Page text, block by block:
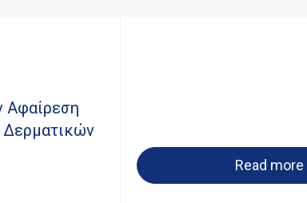
Αφαίρεση
Δερματικών
Read more